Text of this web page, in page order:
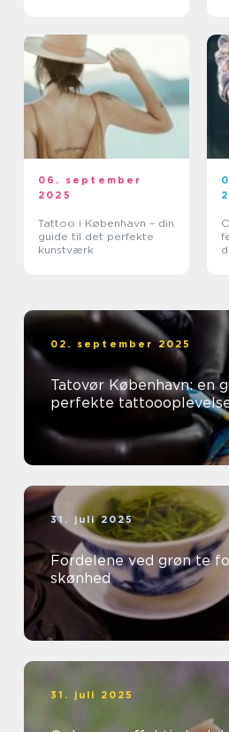
06. september
2025
Tattoo i København – din
guide til det perfekte
kunstværk
02. september 2025
Tatovør København: en
perfekte
31. juli 2025
Fordelene ved grøn te
skønhed
31. juli 2025